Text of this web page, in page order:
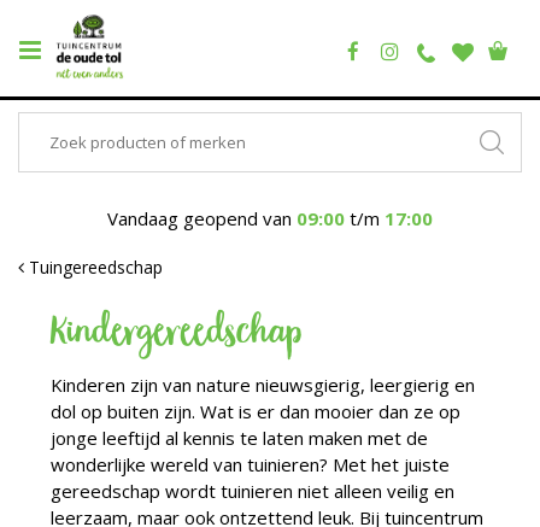
Vandaag geopend van 09:00 t/m 17:00
Tuingereedschap
Kindergereedschap
Kinderen zijn van nature nieuwsgierig, leergierig en
dol op buiten zijn. Wat is er dan mooier dan ze op
jonge leeftijd al kennis te laten maken met de
wonderlijke wereld van tuinieren? Met het juiste
gereedschap wordt tuinieren niet alleen veilig en
leerzaam, maar ook ontzettend leuk. Bij tuincentrum